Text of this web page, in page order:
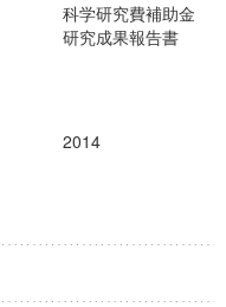
科学研究費補助金
研究成果報告書
2014